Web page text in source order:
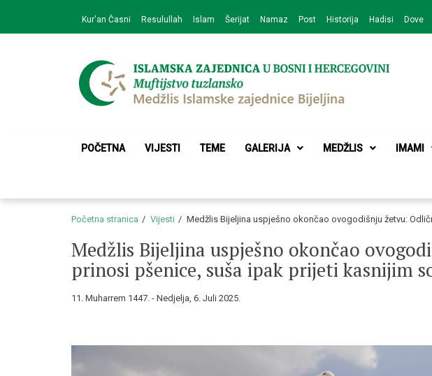
navigation
content
Kur'an Časni Resulullah Islam Šerijat Namaz Post Historija Hadisi Dove
Medžlis Islamske
POČETNA VIJESTI TEME GALERIJA MEDŽLIS IMAMI
Početna stranica Vijesti Medžlis Bijeljina uspješno okončao ovogodišnju žetvu:
Medžlis Bijeljina uspješno okončao
prinosi pšenice, suša ipak prijeti kasnijim
11. Muharrem 1447. - Nedjelja, 6. Juli 2025.